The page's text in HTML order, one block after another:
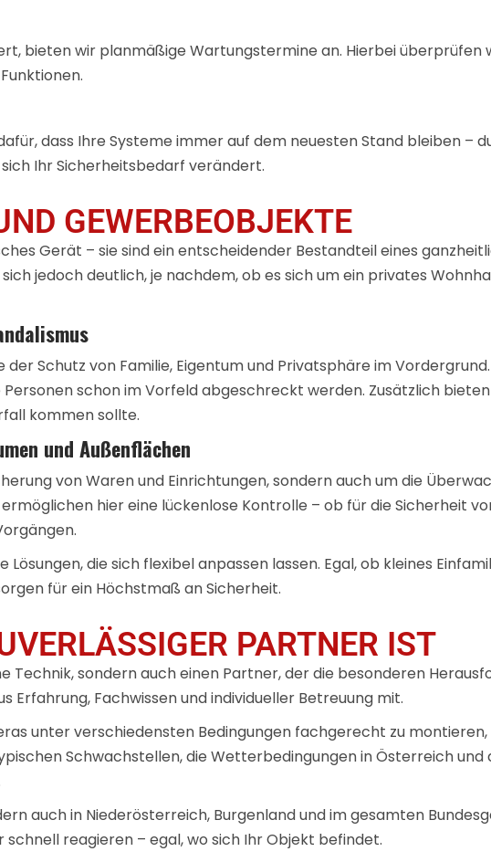
bieten wir planmäßige Wartungstermine an. Hierbei überprüfen
dass Ihre Systeme immer auf dem neuesten Stand bleiben –
Ihr Sicherheitsbedarf verändert.
GEWERBEOBJEKTE
Gerät – sie sind ein entscheidender Bestandteil eines
jedoch deutlich, je nachdem, ob es sich um ein privates
Schutz von Familie, Eigentum und Privatsphäre im
schon im Vorfeld abgeschreckt werden. Zusätzlich bieten
kommen sollte.
und Außenflächen
von Waren und Einrichtungen, sondern auch um die
hier eine lückenlose Kontrolle – ob für die Sicherheit
die sich flexibel anpassen lassen. Egal, ob kleines
für ein Höchstmaß an Sicherheit.
PARTNER IST
sondern auch einen Partner, der die besonderen
Erfahrung, Fachwissen und individueller Betreuung mit.
unter verschiedensten Bedingungen fachgerecht zu
Schwachstellen, die Wetterbedingungen in Österreich und
auch in Niederösterreich, Burgenland und im gesamten
schnell reagieren – egal, wo sich Ihr Objekt befindet.